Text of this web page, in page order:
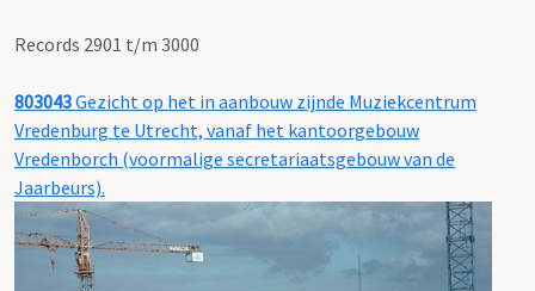
Records 2901 t/m 3000
803043Gezicht op het in aanbouw zijnde Muziekcentrum
Vredenburg te Utrecht, vanaf het kantoorgebouw
Vredenborch (voormalige secretariaatsgebouw van de
Jaarbeurs).